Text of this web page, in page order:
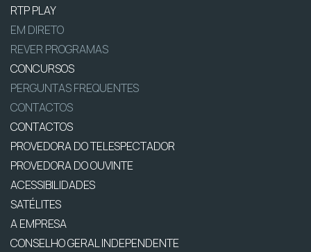
RTP PLAY
EM DIRETO
REVER PROGRAMAS
CONCURSOS
PERGUNTAS FREQUENTES
CONTACTOS
CONTACTOS
PROVEDORA DO TELESPECTADOR
PROVEDORA DO OUVINTE
ACESSIBILIDADES
SATÉLITES
A EMPRESA
CONSELHO GERAL INDEPENDENTE